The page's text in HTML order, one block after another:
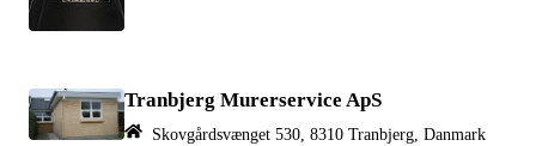
Tranbjerg Murerservice ApS
Skovgårdsvænget 530, 8310 Tranbjerg, Danmark